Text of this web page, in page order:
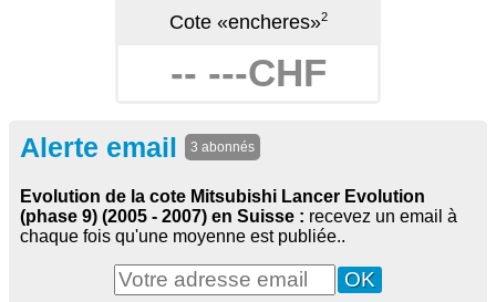
Cote «encheres»2
-- ---CHF
Alerte email 3 abonnés
Evolution de la cote Mitsubishi Lancer Evolution
(phase 9) (2005 - 2007) en Suisse : recevez un email à
chaque fois qu'une moyenne est publiée..